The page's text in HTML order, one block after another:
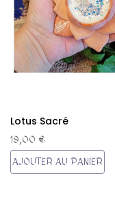
Lotus Sacré
19,00 €
AJOUTER AU PANIER